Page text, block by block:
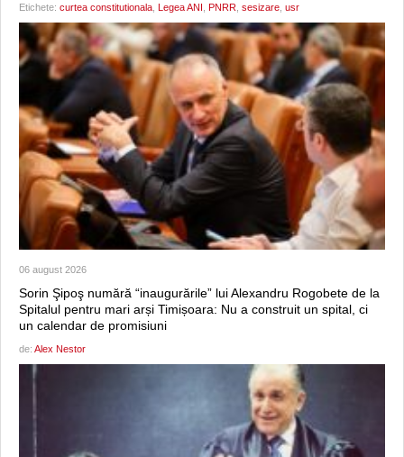
Etichete: curtea constitutionala Legea ANI PNRR sesizare usr
06 august 2026
Sorin Şipoş numără “inaugurările” lui Alexandru Rogobete de la
Spitalul pentru mari arși Timișoara: Nu a construit un spital, ci
un calendar de promisiuni
de: Alex Nestor